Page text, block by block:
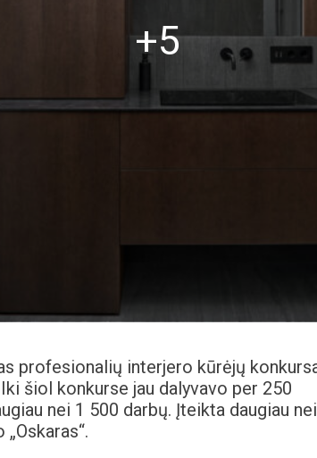
+5
profesionalių interjero kūrėjų
šiol konkurse jau dalyvavo per 250
nei 1 500 darbų. Įteikta daugiau nei